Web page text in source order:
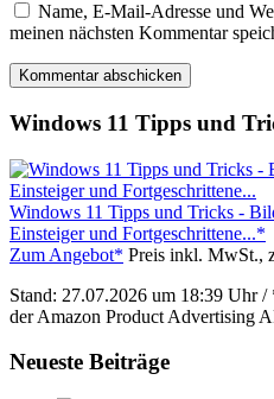
Name, E-Mail-Adresse und
meinen nächsten Kommentar
Windows 11 Tipps und
Windows 11 Tipps und Tricks -
Einsteiger und Fortgeschrittene...*
Zum Angebot* Preis inkl. MwSt.,
Stand: 27.07.2026 um 18:39 Uhr
der Amazon Product Advertising
Neueste Beiträge